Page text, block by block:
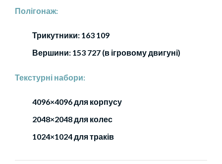
Полігонаж:
Трикутники: 163 109
Вершини: 153 727 (в ігровому двигуні)
Текстурні набори:
4096×4096 для корпусу
2048×2048 для колес
1024×1024 для траків